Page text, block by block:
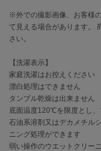
EIMY ISTOIRE
エイミー イストワール
エミ
emmi atelier
エミ アトリエ
emmi yoga
エミヨガ
※外での撮影画像、お客様
て見える場合があります。
さい。
【洗濯表示】
家庭洗濯はお控えください
漂白処理はできません
タンブル乾燥は出来ません
底面温度120℃を限度とし
石油系溶剤又はデカメチル
ニング処理ができます
弱い操作のウエットクリー